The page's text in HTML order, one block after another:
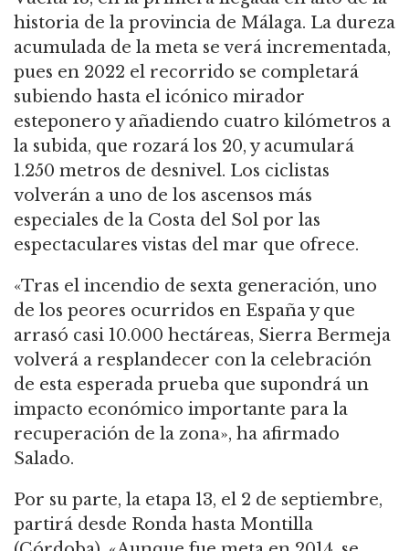
historia de la provincia de Málaga. La dureza
acumulada de la meta se verá incrementada,
pues en 2022 el recorrido se completará
subiendo hasta el icónico mirador
esteponero y añadiendo cuatro kilómetros a
la subida, que rozará los 20, y acumulará
1.250 metros de desnivel. Los ciclistas
volverán a uno de los ascensos más
especiales de la Costa del Sol por las
espectaculares vistas del mar que ofrece.
«Tras el incendio de sexta generación, uno
de los peores ocurridos en España y que
arrasó casi 10.000 hectáreas, Sierra Bermeja
volverá a resplandecer con la celebración
de esta esperada prueba que supondrá un
impacto económico importante para la
recuperación de la zona», ha afirmado
Salado.
Por su parte, la etapa 13, el 2 de septiembre,
partirá desde Ronda hasta Montilla